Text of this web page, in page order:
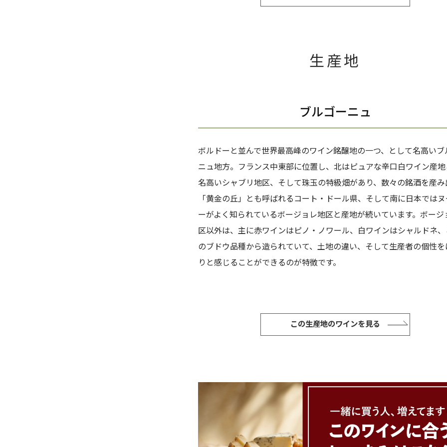
生産地
ブルゴーニュ
ボルドーと並んで世界最高峰のワイン銘醸地の一つ、として名高いブ
ニュ地方。フランス中東部に位置し、北はピュアな辛口白ワイン産
名高いシャブリ地区、そして珠玉の特級畑があり、数々の銘酒を産み
「黄金の丘」とも呼ばれるコート・ドール県、そして南に日本では
ーがよく知られているボージョレ地区と産地が続いています。ボージ
区以外は、主に赤ワインはピノ・ノワール、白ワインはシャルドネ
のブドウ品種から造られていて、土地の違い、そして生産者の個性を
りと感じることができるのが特徴です。
この生産地のワインを見る